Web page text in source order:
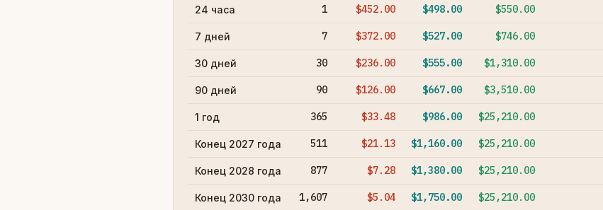
24 часа 1 $452.00 $498.00 $550.00
7 дней 7 $372.00 $527.00 $746.00
30 дней 30 $236.00 $555.00 $1,310.00
90 дней 90 $126.00 $667.00 $3,510.00
1 год 365 $33.48 $986.00 $25,210.00
Конец 2027 года 511 $21.13 $1,160.00 $25,210.00
Конец 2028 года 877 $7.28 $1,380.00 $25,210.00
Конец 2030 года 1,607 $5.04 $1,750.00 $25,210.00